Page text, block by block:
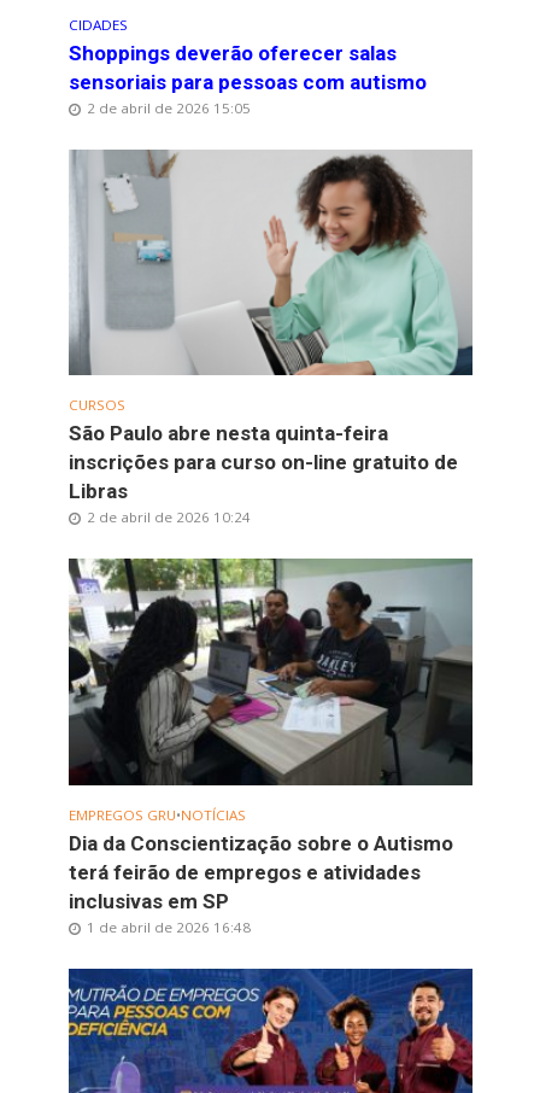
CIDADES
Shoppings deverão oferecer salas
sensoriais para pessoas com autismo
2 de abril de 2026 15:05
CURSOS
São Paulo abre nesta quinta-feira
inscrições para curso on-line gratuito de
Libras
2 de abril de 2026 10:24
EMPREGOS GRU•NOTÍCIAS
Dia da Conscientização sobre o Autismo
terá feirão de empregos e atividades
inclusivas em SP
1 de abril de 2026 16:48